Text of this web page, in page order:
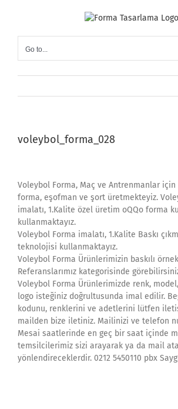
Go to...
voleybol_forma_028
Voleybol Forma, Maç ve Antrenmanlar
forma, eşofman ve şort üretmekteyiz.
imalatı, 1.Kalite özel üretim oQQo forma
kullanmaktayız.
Voleybol Forma imalatı, 1.Kalite Baskı
teknolojisi kullanmaktayız.
Voleybol Forma Ürünlerimizin baskılı
Referanslarımız kategorisinde
Voleybol Forma Ürünlerimizde renk,
logo isteğiniz doğrultusunda imal edilir.
kodunu, renklerini ve adetlerini lütfen
mailden bize iletiniz. Mailinizi ve telefon
Mesai saatlerinde en geç bir saat içinde
temsilcilerimiz sizi arayarak ya da mail
yönlendireceklerdir. 0212 5450110 pbx